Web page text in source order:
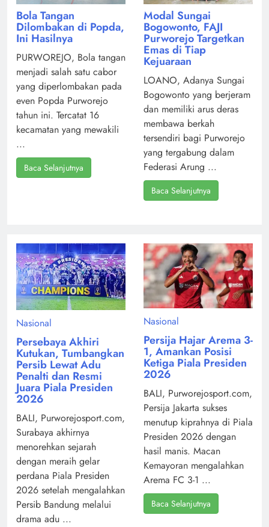
Bola Tangan
Dilombakan di Popda,
Ini Hasilnya
PURWOREJO, Bola tangan
menjadi salah satu cabor
yang diperlombakan pada
even Popda Purworejo
tahun ini. Tercatat 16
kecamatan yang mewakili
...
Baca Selanjutnya
Modal Sungai
Bogowonto, FAJI
Purworejo Targetkan
Emas di Tiap
Kejuaraan
LOANO, Adanya Sungai
Bogowonto yang berjeram
dan memiliki arus deras
membawa berkah
tersendiri bagi Purworejo
yang tergabung dalam
Federasi Arung ...
Baca Selanjutnya
Nasional
Persebaya Akhiri
Kutukan, Tumbangkan
Persib Lewat Adu
Penalti dan Resmi
Juara Piala Presiden
2026
BALI, Purworejosport.com,
Surabaya akhirnya
menorehkan sejarah
dengan meraih gelar
perdana Piala Presiden
2026 setelah mengalahkan
Persib Bandung melalui
drama adu ...
Nasional
Persija Hajar Arema 3-
1, Amankan Posisi
Ketiga Piala Presiden
2026
BALI, Purworejosport.com,
Persija Jakarta sukses
menutup kiprahnya di Piala
Presiden 2026 dengan
hasil manis. Macan
Kemayoran mengalahkan
Arema FC 3-1 ...
Baca Selanjutnya